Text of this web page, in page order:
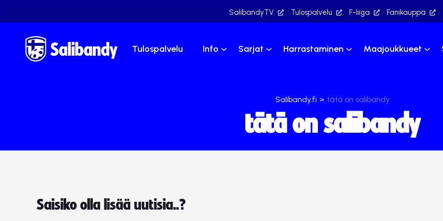
SalibandyTV Tulospalvelu F-liiga Fanikauppa
Tulospalvelu Info Sarjat Harrastaminen Maajoukkueet
Salibandy.fi > tätä on salibandy
tätä on salibandy
Saisiko olla lisää uutisia..?